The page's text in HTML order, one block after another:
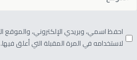
احفظ اسمي، وبريدي الإلكتروني، والموقع
لاستخدامه في المرة المقبلة التي أعلق فيها.